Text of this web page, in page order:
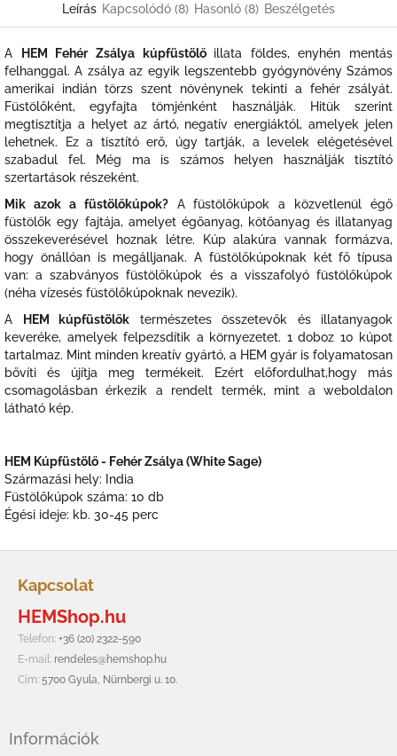
Leírás Kapcsolódó (8) Hasonló (8) Beszélgetés
A HEM Fehér Zsálya kúpfüstölő illata földes, enyhén mentás
felhanggal. A zsálya az egyik legszentebb gyógynövény Számos
amerikai indián törzs szent növénynek tekinti a fehér zsályát.
Füstölőként, egyfajta tömjénként használják. Hitük szerint
megtisztítja a helyet az ártó, negatív energiáktól, amelyek jelen
lehetnek. Ez a tisztító erő, úgy tartják, a levelek elégetésével
szabadul fel. Még ma is számos helyen használják tisztító
szertartások részeként.
Mik azok a füstölőkúpok?A füstölőkúpok a közvetlenül égő
füstölők egy fajtája, amelyet égőanyag, kötőanyag és illatanyag
összekeverésével hoznak létre. Kúp alakúra vannak formázva,
hogy önállóan is megálljanak. A füstölőkúpoknak két fő típusa
van: a szabványos füstölőkúpok és a visszafolyó füstölőkúpok
(néha vízesés füstölőkúpoknak nevezik).
A
HEM kúpfüstölők természetes összetevők és illatanyagok
keveréke, amelyek felpezsdítik a környezetet. 1 doboz 10 kúpot
tartalmaz. Mint minden kreatív gyártó, a HEM gyár is folyamatosan
bővíti és újítja meg termékeit. Ezért előfordulhat,hogy más
csomagolásban érkezik a rendelt termék, mint a weboldalon
látható kép.
HEM Kúpfüstölő - Fehér Zsálya (White Sage)
Származási hely: India
Füstölőkúpok száma: 10 db
Égési ideje: kb. 30-45 perc
Kapcsolat
HEMShop.hu
Telefon: +36 (20) 2322-590
E-mail: rendeles@hemshop.hu
Cím: 5700 Gyula, Nürnbergi u. 10.
Információk